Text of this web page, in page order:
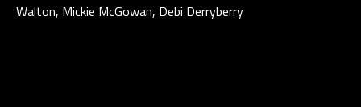
Walton, Mickie McGowan, Debi Derryberry